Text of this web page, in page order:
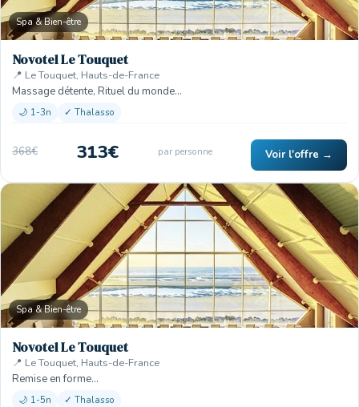
Spa & Bien-être
Novotel Le Touquet
📍 Le Touquet, Hauts-de-France
Massage détente, Rituel du monde…
🌙 1-3n ✓ Thalasso
368€ 313€ par personne Voir l'offre →
Spa & Bien-être
Novotel Le Touquet
📍 Le Touquet, Hauts-de-France
Remise en forme…
🌙 1-5n ✓ Thalasso